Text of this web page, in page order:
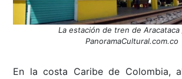
La estación de tren de Aracataca
PanoramaCultural.com.co
En la costa Caribe de Colombia,